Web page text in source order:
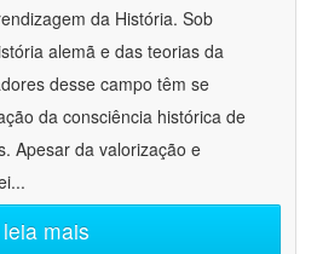
da História. Sob
alemã e das teorias da
desse campo têm se
da consciência histórica de
Apesar da valorização e
...
leia mais